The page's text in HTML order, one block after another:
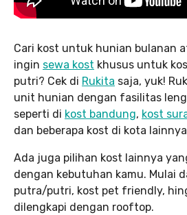
Cari kost untuk hunian bulanan
ingin sewa kost khusus untuk
putri? Cek di Rukita saja, yuk!
unit hunian dengan fasilitas
seperti di kost bandung, kost
dan beberapa kost di kota
Ada juga pilihan kost lainnya
dengan kebutuhan kamu. Mulai
putra/putri, kost pet friendly,
dilengkapi dengan rooftop.